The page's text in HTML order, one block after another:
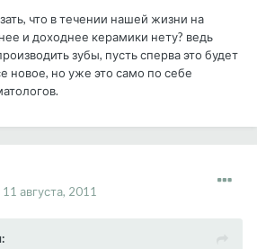
что в течении нашей жизни на
и доходнее керамики нету? ведь
зубы, пусть сперва это будет
новое, но уже это само по себе
11 августа, 2011